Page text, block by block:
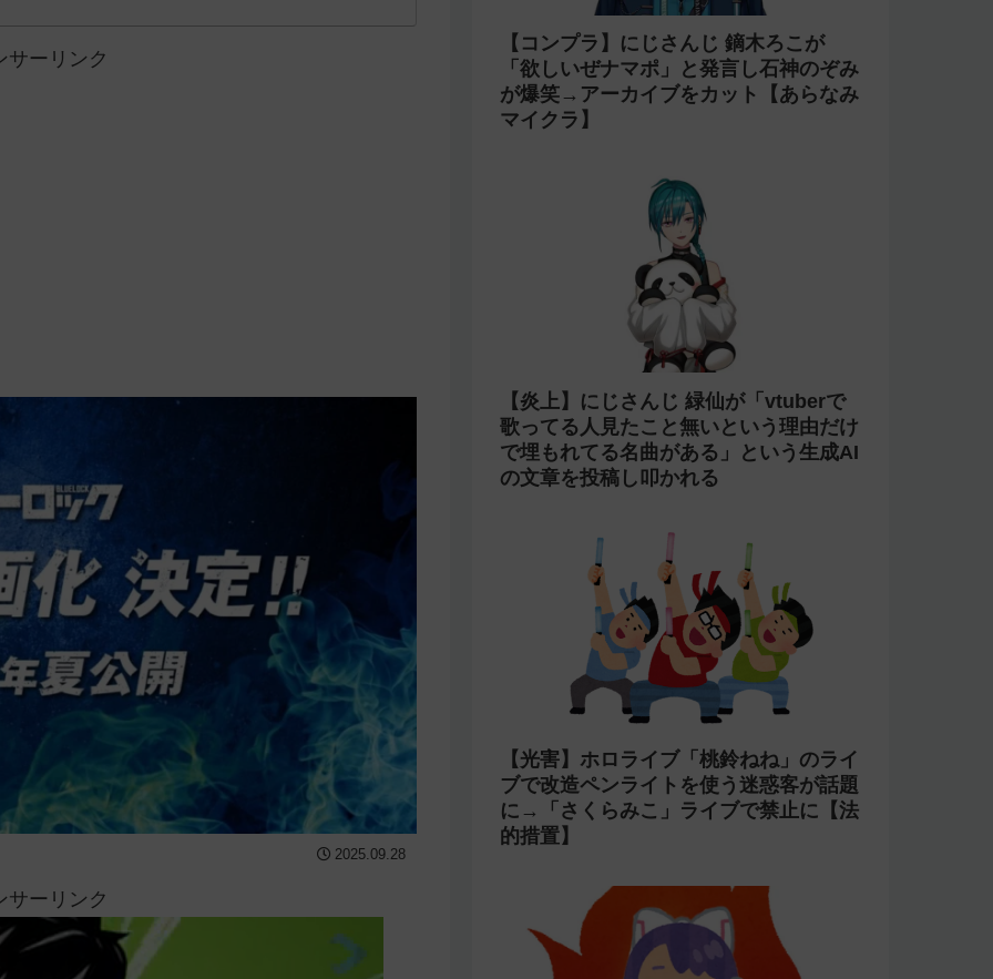
サーリンク
2025.09.28
サーリンク
【コンプラ】にじさんじ 鏑木ろこが
「欲しいぜナマポ」と発言し石神のぞみ
が爆笑→アーカイブをカット【あらなみ
マイクラ】
【炎上】にじさんじ 緑仙が「vtuberで
歌ってる人見たこと無いという理由だけ
で埋もれてる名曲がある」という生成AI
の文章を投稿し叩かれる
【光害】ホロライブ「桃鈴ねね」のライ
ブで改造ペンライトを使う迷惑客が話題
に→「さくらみこ」ライブで禁止に【法
的措置】